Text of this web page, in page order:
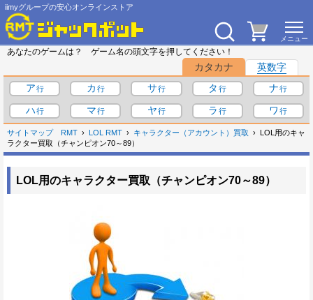
iimyグループの安心オンラインストア
あなたのゲームは？ ゲーム名の頭文字を押してください！
カタカナ
英数字
ア
カ サ タ
ナ
ハ
マ ヤ ラ ワ
サイトマップ RMT LOL RMT キャラクター（アカウント）買取
LOL用のキャ
ラクター買取（チャンピオン70～89）
LOL用のキャラクター買取（チャンピオン70～89）